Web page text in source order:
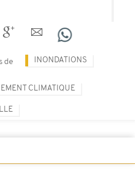
de INONDATIONS
CLIMATIQUE